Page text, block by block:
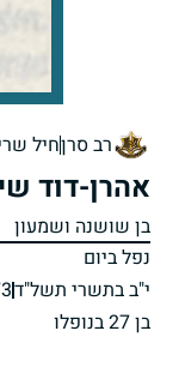
רב סרןחיל
אהרן-דוד
בן שושנה ושמעון
נפל ביום
י"ב בתשרי תשל"ד
בן 27 בנופלו